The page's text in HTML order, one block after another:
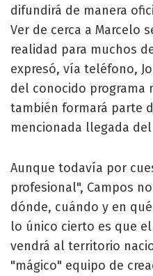
difundirá de manera
Ver de cerca a Marcelo
realidad para muchos
expresó, vía teléfono,
del conocido programa
también formará parte
mencionada llegada
Aunque todavía por
profesional", Campos
dónde, cuándo y en
lo único cierto es que
vendrá al territorio
"mágico" equipo de